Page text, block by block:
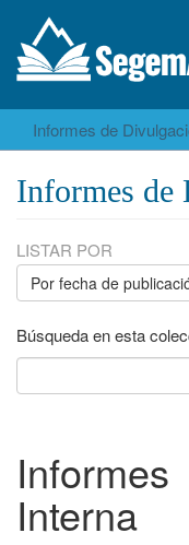
Informes de
Informes de
LISTAR POR
Por fecha de
Búsqueda en esta
Interna